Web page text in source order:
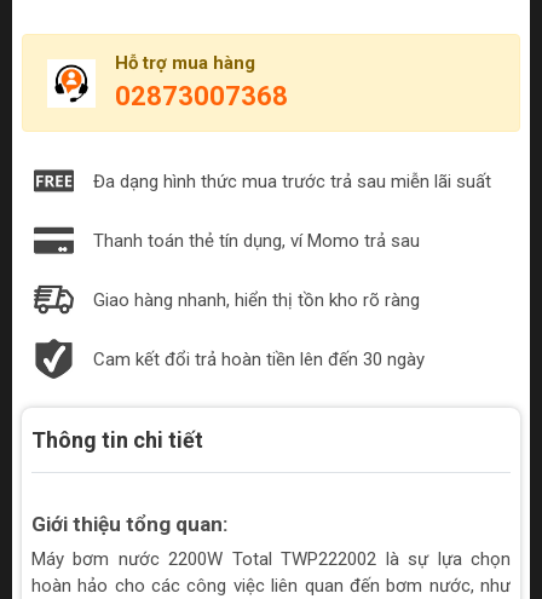
Hỗ trợ mua hàng
02873007368
Đa dạng hình thức mua trước trả sau miễn lãi suất
Thanh toán thẻ tín dụng, ví Momo trả sau
Giao hàng nhanh, hiển thị tồn kho rõ ràng
Cam kết đổi trả hoàn tiền lên đến 30 ngày
Thông tin chi tiết
Giới thiệu tổng quan:
Máy bơm nước 2200W Total TWP222002 là sự lựa chọn
hoàn hảo cho các công việc liên quan đến bơm nước, như